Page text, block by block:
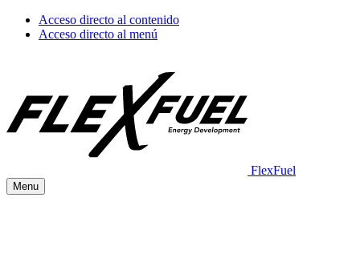
Acceso directo al contenido
Acceso directo al menú
FlexFuel
Menu